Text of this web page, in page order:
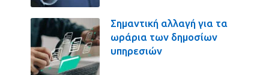
Σημαντική αλλαγή για τα
ωράρια των δημοσίων
υπηρεσιών